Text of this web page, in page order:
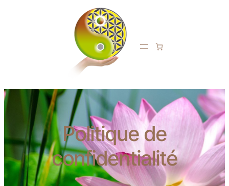
Politique de
confidentialité